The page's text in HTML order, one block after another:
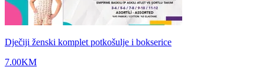
Dječiji ženski komplet potkošulje i bokserice
7.00KM